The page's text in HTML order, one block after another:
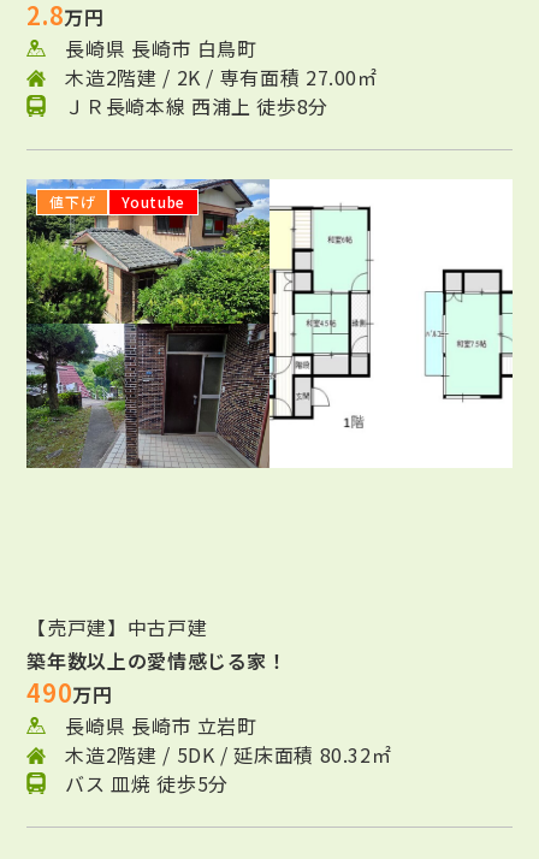
2.8万円
長崎県 長崎市 白鳥町
木造2階建 / 2K / 専有面積 27.00㎡
ＪＲ長崎本線 西浦上 徒歩8分
値下げ Youtube
【売戸建】中古戸建
築年数以上の愛情感じる家！
490万円
長崎県 長崎市 立岩町
木造2階建 / 5DK / 延床面積 80.32㎡
バス 皿焼 徒歩5分